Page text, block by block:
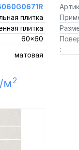
плитка
плитка
60x60
матовая
м2
: